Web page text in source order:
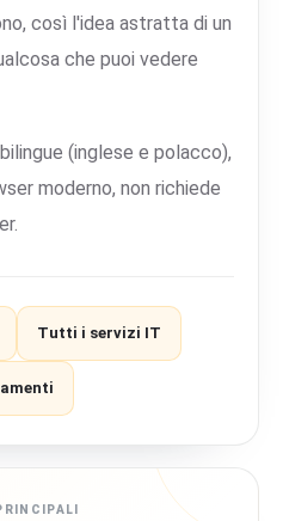
così l'idea astratta di un
che puoi vedere
(inglese e polacco),
moderno, non richiede
Tutti i servizi IT